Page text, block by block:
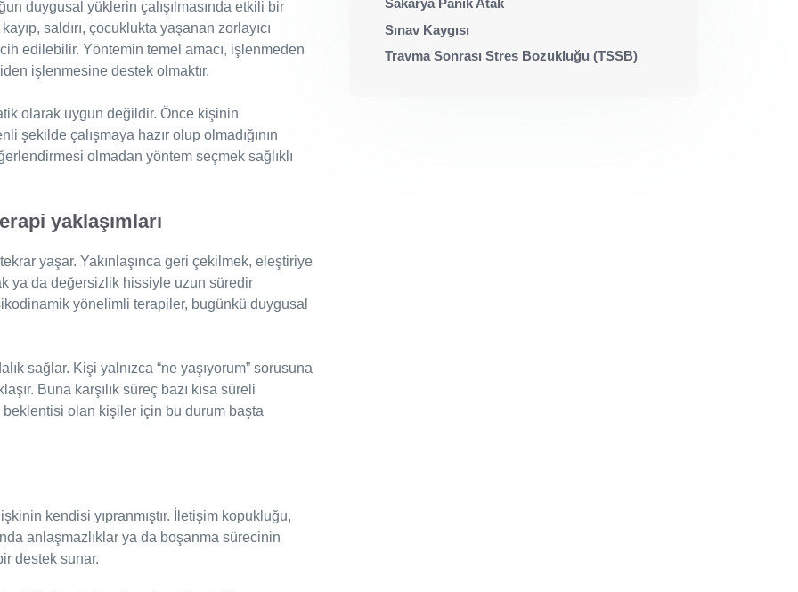
duygusal yüklerin çalışılmasında etkili bir
saldırı, çocuklukta yaşanan zorlayıcı
edilebilir. Yöntemin temel amacı, işlenmeden
işlenmesine destek olmaktır.
olarak uygun değildir. Önce kişinin
şekilde çalışmaya hazır olup olmadığının
olmadan yöntem seçmek sağlıklı
yaklaşımları
yaşar. Yakınlaşınca geri çekilmek, eleştiriye
ya da değersizlik hissiyle uzun süredir
yönelimli terapiler, bugünkü duygusal
sağlar. Kişi yalnızca “ne yaşıyorum” sorusuna
Buna karşılık süreç bazı kısa süreli
olan kişiler için bu durum başta
kendisi yıpranmıştır. İletişim kopukluğu,
anlaşmazlıklar ya da boşanma sürecinin
destek sunar.
Sakarya Panik Atak
Sınav Kaygısı
Travma Sonrası Stres Bozukluğu (TSSB)